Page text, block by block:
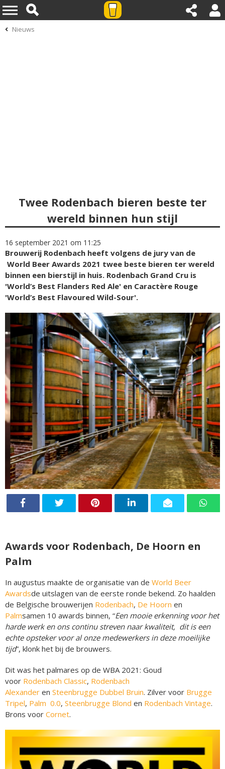
Nieuws
Twee Rodenbach bieren beste ter
wereld binnen hun stijl
16 september 2021 om 11:25
Brouwerij Rodenbach heeft volgens de jury van de
World Beer Awards 2021 twee beste bieren ter wereld
binnen een bierstijl in huis. Rodenbach Grand Cru is
'World’s Best Flanders Red Ale' en Caractère Rouge
'World’s Best Flavoured Wild-Sour'.
Awards voor Rodenbach, De Hoorn en
Palm
In augustus maakte de organisatie van de World Beer
Awardsde uitslagen van de eerste ronde bekend. Zo haalden
de Belgische brouwerijen Rodenbach, De Hoorn en
Palmsamen 10 awards binnen, “Een mooie erkenning voor het
harde werk en ons continu streven naar kwaliteit, dit is een
echte opsteker voor al onze medewerkers in deze moeilijke
tijd”, klonk het bij de brouwers.
Dit was het palmares op de WBA 2021: Goud
voor Rodenbach Classic, Rodenbach
Alexander en Steenbrugge Dubbel Bruin. Zilver voor Brugge
Tripel, Palm 0.0, Steenbrugge Blond en Rodenbach Vintage.
Brons voor Cornet.